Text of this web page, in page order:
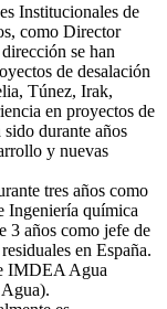
Institucionales de
como Director
se han
de desalación
Túnez, Irak,
en proyectos de
durante años
y nuevas
tres años como
Ingeniería química
3 años como jefe de
en España.
IMDEA Agua